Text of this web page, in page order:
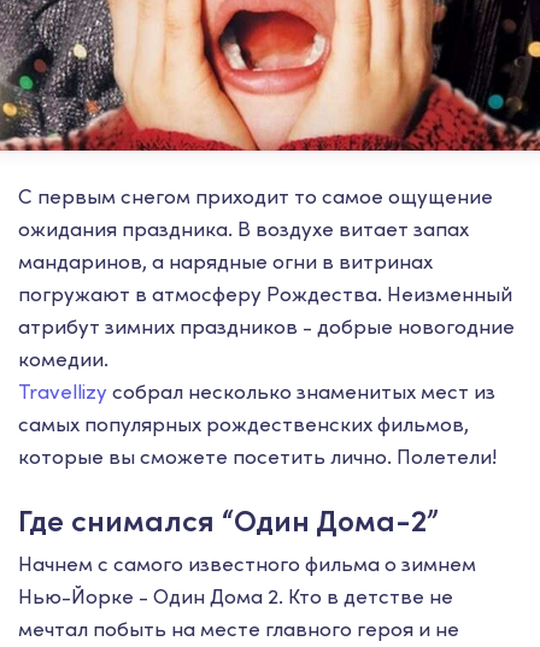
С первым снегом приходит то самое ощущение
ожидания праздника. В воздухе витает запах
мандаринов, а нарядные огни в витринах
погружают в атмосферу Рождества. Неизменный
атрибут зимних праздников - добрые новогодние
комедии.
Travellizy собрал несколько знаменитых мест из
самых популярных рождественских фильмов,
которые вы сможете посетить лично. Полетели!
Где снимался “Один Дома-2”
Начнем с самого известного фильма о зимнем
Нью-Йорке - Один Дома 2. Кто в детстве не
мечтал побыть на месте главного героя и не